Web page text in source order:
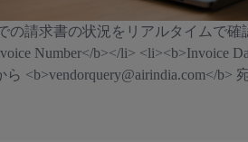
の請求書の状況をリアルタイムで確
Number</b></li> <li><b>Invoice
<b>vendorquery@airindia.com</b>